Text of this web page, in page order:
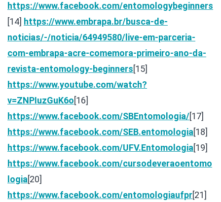
https://www.facebook.com/entomologybeginners
[14] https://www.embrapa.br/busca-de-
noticias/-/noticia/64949580/live-em-parceria-
com-embrapa-acre-comemora-primeiro-ano-da-
revista-entomology-beginners[15]
https://www.youtube.com/watch?
v=ZNPIuzGuK6o[16]
https://www.facebook.com/SBEntomologia/[17]
https://www.facebook.com/SEB.entomologia[18]
https://www.facebook.com/UFV.Entomologia[19]
https://www.facebook.com/cursodeveraoentomo
logia[20]
https://www.facebook.com/entomologiaufpr[21]